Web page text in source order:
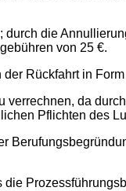
die
von 25 €.
Rückfahrt in
da
Pflichten des